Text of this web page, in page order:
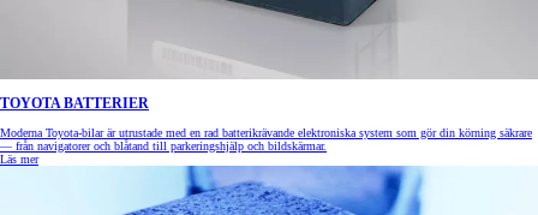
TOYOTA BATTERIER
Moderna Toyota-bilar är utrustade med en rad batterikrävande elektroniska system som gör din körning säkrare
— från navigatorer och blåtand till parkeringshjälp och bildskärmar.
Läs mer